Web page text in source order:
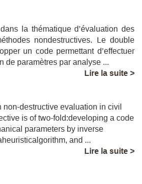
la thématique d’évaluation des
nondestructives. Le double
un code permettant d’effectuer
de paramètres par analyse ...
Lire la suite >
destructive evaluation in civil
is of two-fold:developing a code
parameters by inverse
and ...
Lire la suite >